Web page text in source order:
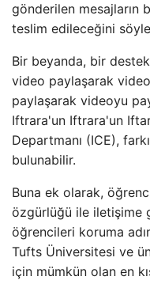
gönderilen mesajların
teslim edileceğini
Bir beyanda, bir
video paylaşarak
paylaşarak videoyu
Iftrara'un Iftrara'un
Departmanı (ICE),
bulunabilir.
Buna ek olarak,
özgürlüğü ile iletişime
öğrencileri koruma
Tufts Üniversitesi ve
için mümkün olan en